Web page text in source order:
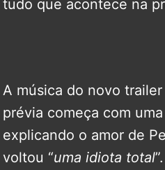
tudo que acontece na
A música do novo trailer
prévia começa com
explicando o amor de
voltou “uma idiota total